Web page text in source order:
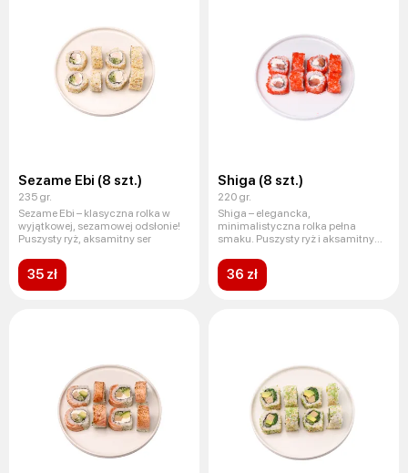
Sezame Ebi (8 szt.)
235 gr.
Sezame Ebi – klasyczna rolka w
wyjątkowej, sezamowej odsłonie!
Puszysty ryż, aksamitny ser
35 zł
Shiga (8 szt.)
220 gr.
Shiga – elegancka,
minimalistyczna rolka pełna
smaku. Puszysty ryż i aksamitny
36 zł